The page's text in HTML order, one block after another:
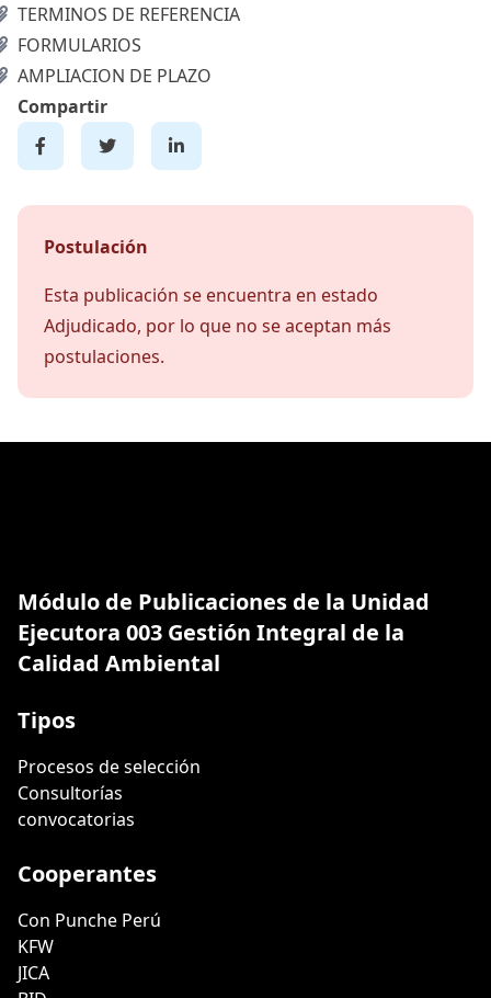
TERMINOS DE REFERENCIA
FORMULARIOS
AMPLIACION DE PLAZO
Compartir
Postulación
Esta publicación se encuentra en estado
Adjudicado, por lo que no se aceptan más
postulaciones.
Módulo de Publicaciones de la Unidad
Ejecutora 003 Gestión Integral de la
Calidad Ambiental
Tipos
Procesos de selección
Consultorías
convocatorias
Cooperantes
Con Punche Perú
KFW
JICA